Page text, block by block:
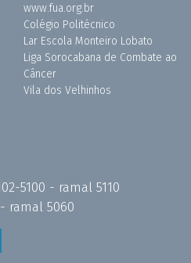
www.fua.org.br
Colégio Politécnico
Lar Escola Monteiro Lobato
Liga Sorocabana de Combate ao
Câncer
Vila dos Velhinhos
5100 - ramal 5110
- ramal 5060